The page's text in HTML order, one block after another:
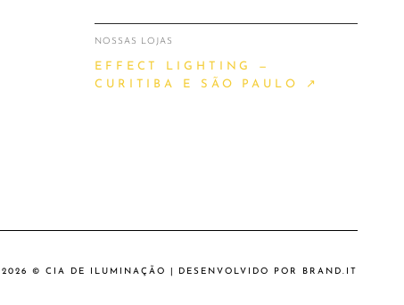
NOSSAS LOJAS
EFFECT LIGHTING —
CURITIBA E SÃO PAULO ↗
2026 © CIA DE ILUMINAÇÃO | DESENVOLVIDO POR BRAND.IT